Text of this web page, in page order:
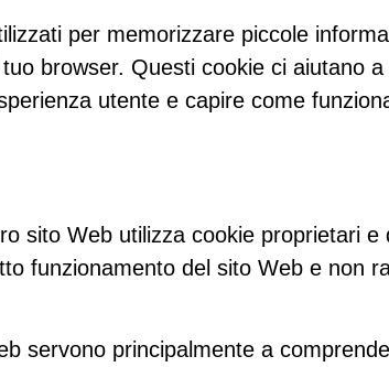
per memorizzare piccole
browser. Questi cookie ci aiutano
utente e capire come
sito Web utilizza cookie proprietari
funzionamento del sito Web e non
servono principalmente a